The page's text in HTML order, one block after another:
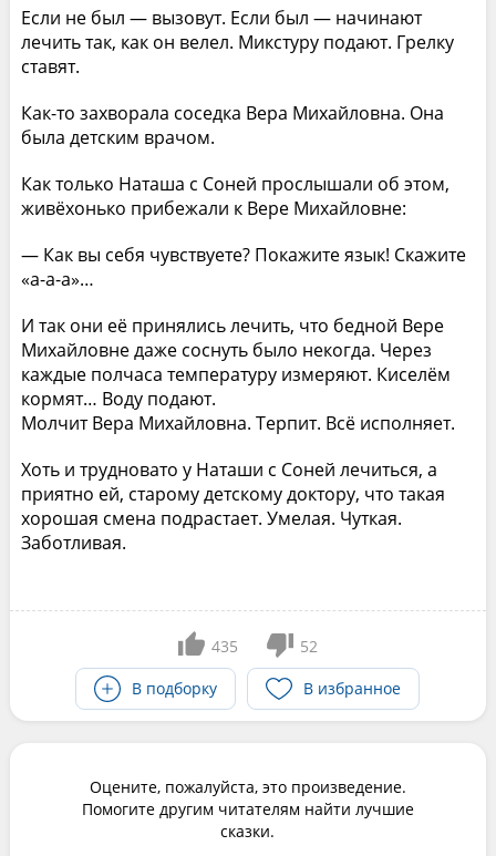
Если не был — вызовут. Если был — начинают
лечить так, как он велел. Микстуру подают. Грелку
ставят.
Как-то захворала соседка Вера Михайловна. Она
была детским врачом.
Как только Наташа с Соней прослышали об этом,
живёхонько прибежали к Вере Михайловне:
— Как вы себя чувствуете? Покажите язык! Скажите
«а-а-а»…
И так они её принялись лечить, что бедной Вере
Михайловне даже соснуть было некогда. Через
каждые полчаса температуру измеряют. Киселём
кормят… Воду подают.
Молчит Вера Михайловна. Терпит. Всё исполняет.
Хоть и трудновато у Наташи с Соней лечиться, а
приятно ей, старому детскому доктору, что такая
хорошая смена подрастает. Умелая. Чуткая.
Заботливая.
435
52
В подборку
В избранное
Оцените, пожалуйста, это произведение.
Помогите другим читателям найти лучшие
сказки.